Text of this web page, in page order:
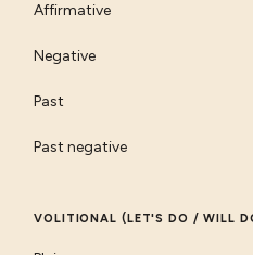
Affirmative
Negative
Past
Past negative
VOLITIONAL (LET'S DO / WILL